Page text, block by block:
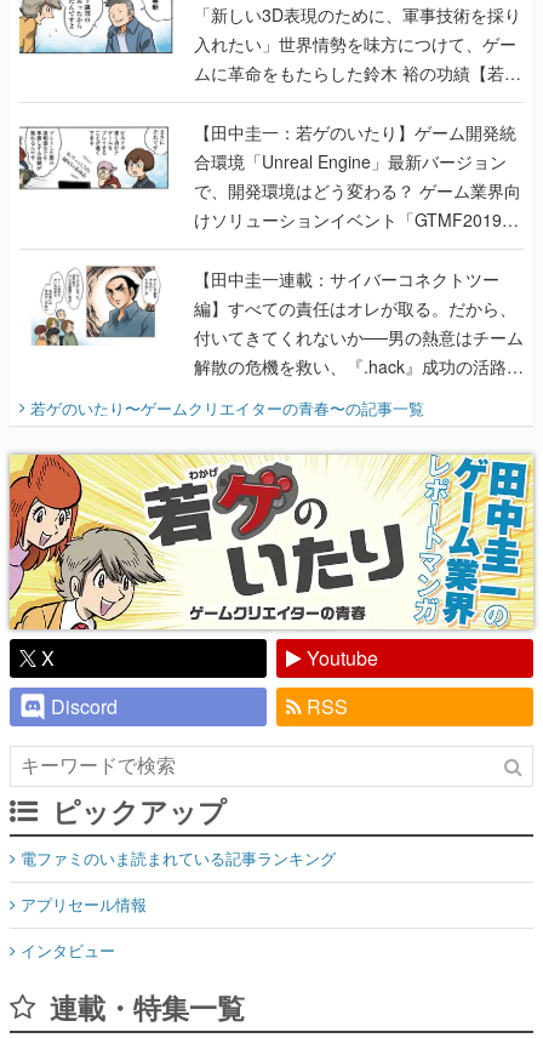
「新しい3D表現のために、軍事技術を採り
入れたい」世界情勢を味方につけて、ゲー
ムに革命をもたらした鈴木 裕の功績【若ゲ
のいたり】
【田中圭一：若ゲのいたり】ゲーム開発統
合環境「Unreal Engine」最新バージョン
で、開発環境はどう変わる？ ゲーム業界向
けソリューションイベント「GTMF2019」
に行って、より理解を深めよう【PR】
【田中圭一連載：サイバーコネクトツー
編】すべての責任はオレが取る。だから、
付いてきてくれないか──男の熱意はチーム
解散の危機を救い、『.hack』成功の活路を
『少年ジャンプ』色だった【若ゲのいた
り】
若ゲのいたり〜ゲームクリエイターの青春〜の記事一覧
X
Youtube
Discord
RSS
ピックアップ
電ファミのいま読まれている記事ランキング
アプリセール情報
インタビュー
連載・特集一覧